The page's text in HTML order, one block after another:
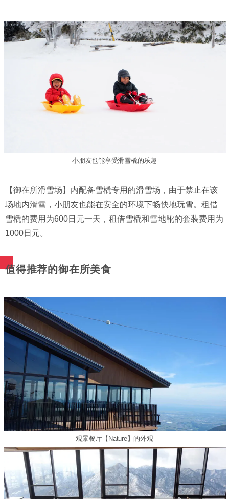
小朋友也能享受滑雪橇的乐趣
【御在所滑雪场】内配备雪橇专用的滑雪场，由于禁止在该
场地内滑雪，小朋友也能在安全的环境下畅快地玩雪。租借
雪橇的费用为600日元一天，租借雪橇和雪地靴的套装费用为
1000日元。
值得推荐的御在所美食
观景餐厅【Nature】的外观